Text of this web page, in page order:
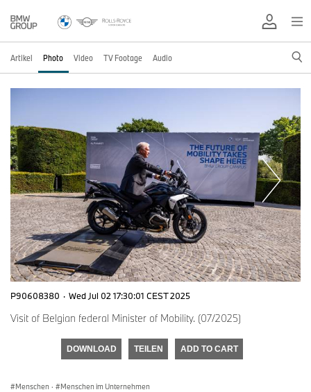
Artikel Photo Video TV Footage Audio
P90608380 · Wed Jul 02 17:30:01 CEST 2025
Visit of Belgian federal Minister of Mobility. (07/2025)
DOWNLOAD TEILEN ADD TO CART
Menschen · Menschen im Unternehmen